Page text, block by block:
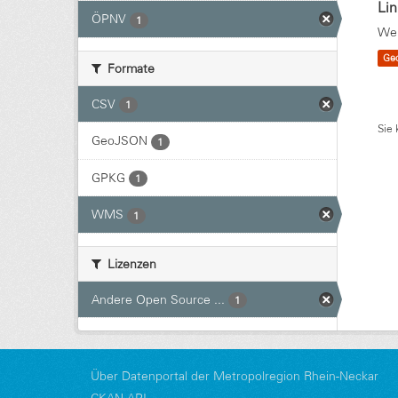
ÖPNV 1
Formate
CSV 1
GeoJSON 1
GPKG 1
WMS 1
Lizenzen
Andere Open Source ... 1
Sie
Über Datenportal der Metropolregion Rhein-Neckar